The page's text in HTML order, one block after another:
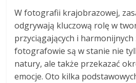
W fotografii krajobrazowej,
odgrywają kluczową rolę w
przyciągających i harmonijnych
fotografowie są w stanie nie
natury, ale także przekazać
emocje. Oto kilka